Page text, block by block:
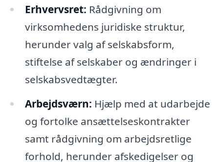
Erhvervsret: Rådgivning om
virksomhedens juridiske struktur,
herunder valg af selskabsform,
stiftelse af selskaber og ændringer i
selskabsvedtægter.
Arbejdsværn: Hjælp med at udarbejde
og fortolke ansættelseskontrakter
samt rådgivning om arbejdsretlige
forhold, herunder afskedigelser og